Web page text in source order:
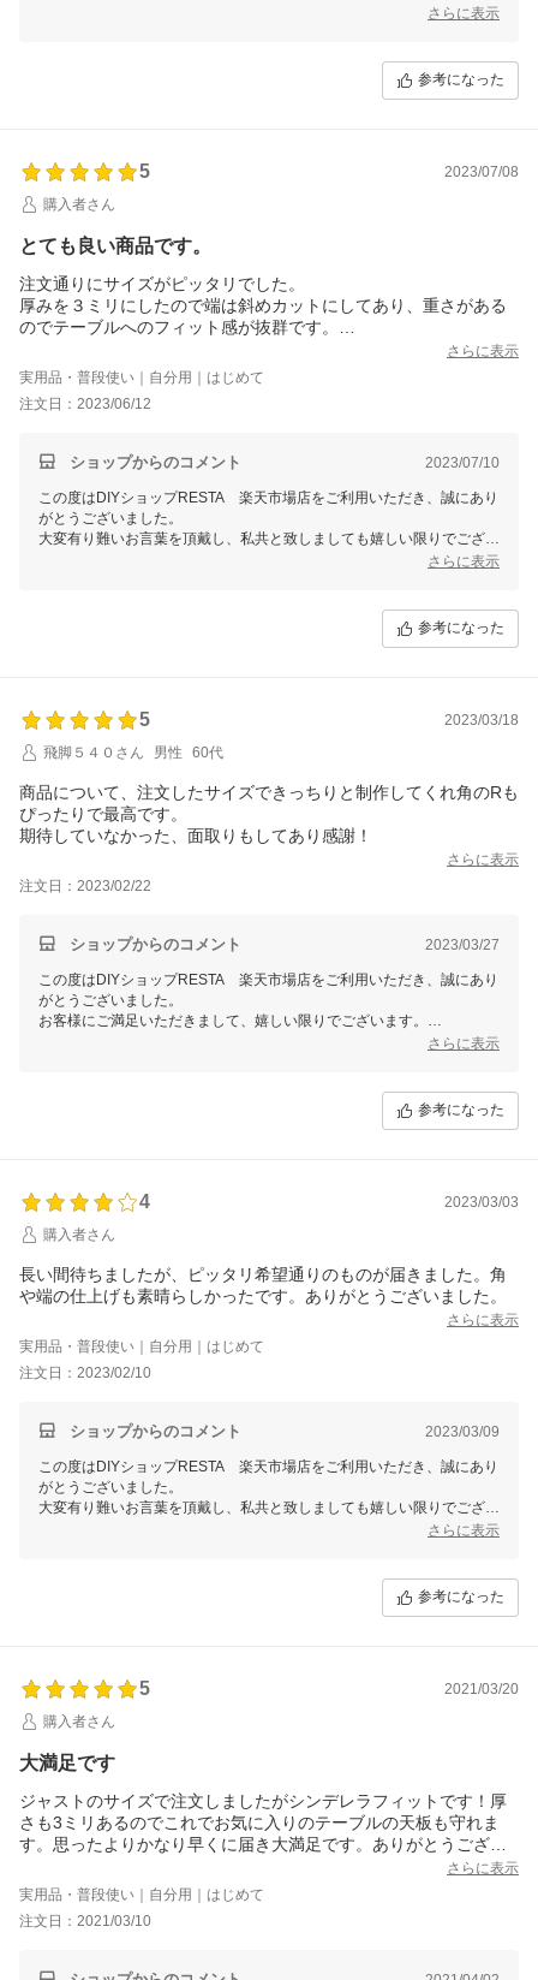
さらに表示
参考になった
5
2023/07/08
購入者さん
とても良い商品です。
注文通りにサイズがピッタリでした。
厚みを３ミリにしたので端は斜めカットにしてあり、重さがある
のでテーブルへのフィット感が抜群です。
さらに表示
実用品・普段使い｜自分用｜はじめて
注文日：2023/06/12
ショップからのコメント 2023/07/10
この度はDIYショップRESTA 楽天市場店をご利用いただき、誠にあり
がとうございました。
大変有り難いお言葉を頂戴し、私共と致しましても嬉しい限りでござい
さらに表示
参考になった
5
2023/03/18
飛脚５４０さん
男性 60代
商品について、注文したサイズできっちりと制作してくれ角のRも
ぴったりで最高です。
期待していなかった、面取りもしてあり感謝！
さらに表示
注文日：2023/02/22
ショップからのコメント 2023/03/27
この度はDIYショップRESTA 楽天市場店をご利用いただき、誠にあり
がとうございました。
お客様にご満足いただきまして、嬉しい限りでございます。
さらに表示
参考になった
4
2023/03/03
購入者さん
長い間待ちましたが、ピッタリ希望通りのものが届きました。角
や端の仕上げも素晴らしかったです。ありがとうございました。
さらに表示
実用品・普段使い｜自分用｜はじめて
注文日：2023/02/10
ショップからのコメント 2023/03/09
この度はDIYショップRESTA 楽天市場店をご利用いただき、誠にあり
がとうございました。
大変有り難いお言葉を頂戴し、私共と致しましても嬉しい限りでござい
さらに表示
参考になった
5
2021/03/20
購入者さん
大満足です
ジャストのサイズで注文しましたがシンデレラフィットです！厚
さも3ミリあるのでこれでお気に入りのテーブルの天板も守れま
す。思ったよりかなり早くに届き大満足です。ありがとうござい
さらに表示
実用品・普段使い｜自分用｜はじめて
注文日：2021/03/10